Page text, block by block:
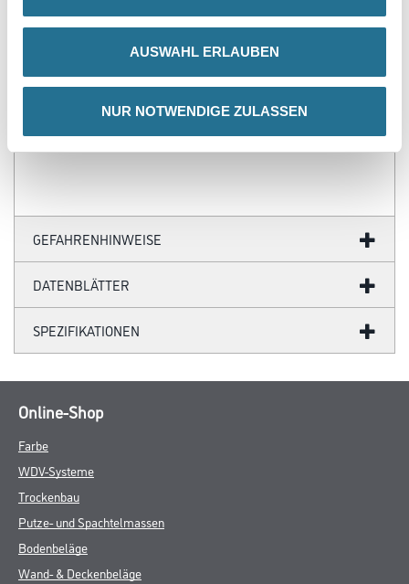
AUSWAHL ERLAUBEN
NUR NOTWENDIGE ZULASSEN
- Über 100 Motive für jeden Geschmack
- Farblich anpassbare Tapetenmotive
- Hochwertige Trägermaterialien
- Ihr Fotomotiv auf Tapete
- Zertifizierte Faservliese
- Umweltfreundliche Latexfarben
GEFAHRENHINWEISE
DATENBLÄTTER
SPEZIFIKATIONEN
Online-Shop
Farbe
WDV-Systeme
Trockenbau
Putze- und Spachtelmassen
Bodenbeläge
Wand- & Deckenbeläge